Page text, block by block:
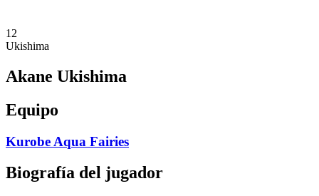
12
Ukishima
Akane Ukishima
Equipo
Kurobe Aqua Fairies
Biografía del jugador